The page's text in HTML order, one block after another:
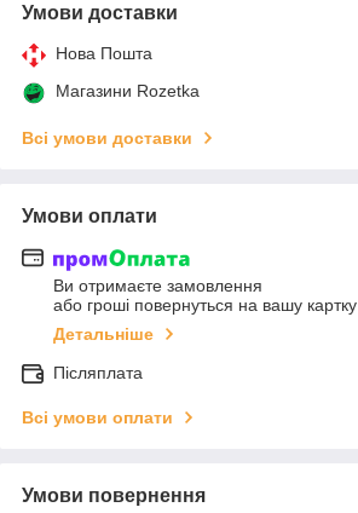
Умови доставки
Нова Пошта
Магазини Rozetka
Всі умови доставки
Умови оплати
Ви отримаєте замовлення
або гроші повернуться на вашу картку
Детальніше
Післяплата
Всі умови оплати
Умови повернення